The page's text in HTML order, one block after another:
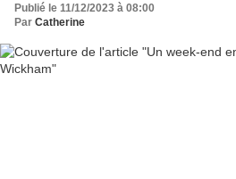
Publié le 11/12/2023 à 08:00
Par Catherine